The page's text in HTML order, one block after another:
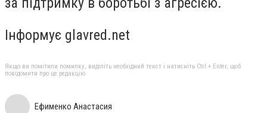
Інформує glavred.net
Якщо ви помітили помилку, виділіть необхідний текст і натисніть Ctrl + Enter, щоб
повідомити про це редакцію
Ефименко Анастасия